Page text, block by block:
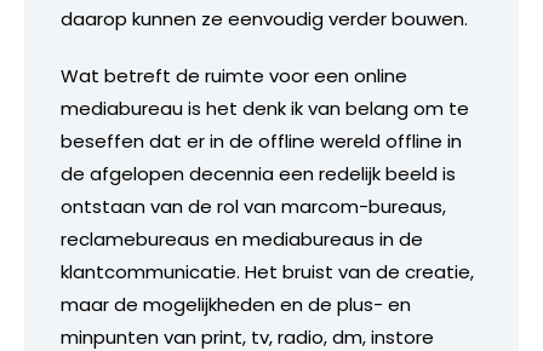
daarop kunnen ze eenvoudig verder bouwen.
Wat betreft de ruimte voor een online
mediabureau is het denk ik van belang om te
beseffen dat er in de offline wereld offline in
de afgelopen decennia een redelijk beeld is
ontstaan van de rol van marcom-bureaus,
reclamebureaus en mediabureaus in de
klantcommunicatie. Het bruist van de creatie,
maar de mogelijkheden en de plus- en
minpunten van print, tv, radio, dm, instore